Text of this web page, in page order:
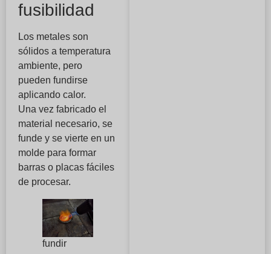
fusibilidad
Los metales son
sólidos a temperatura
ambiente, pero
pueden fundirse
aplicando calor.
Una vez fabricado el
material necesario, se
funde y se vierte en un
molde para formar
barras o placas fáciles
de procesar.
fundir